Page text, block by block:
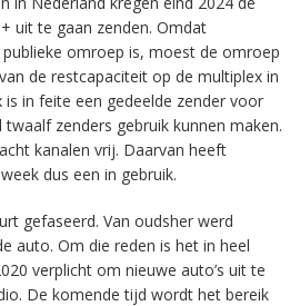
uit te gaan zenden. Omdat
omroep is, moest de omroep
de restcapaciteit op de multiplex in
is in feite een gedeelde zender voor
zenders gebruik kunnen maken.
kanalen vrij. Daarvan heeft
dus een in gebruik.
gefaseerd. Van oudsher werd
auto. Om die reden is het in heel
verplicht om nieuwe auto’s uit te
De komende tijd wordt het bereik